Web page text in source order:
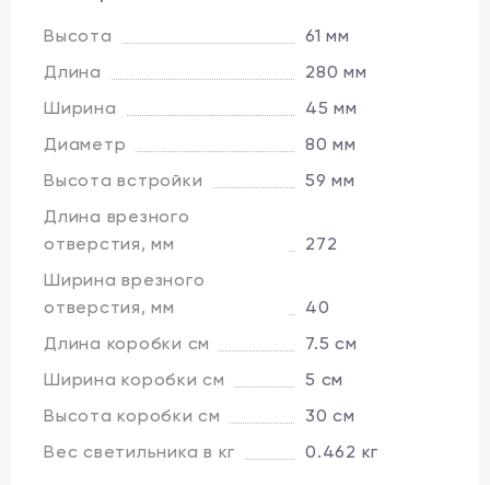
Высота
61 мм
Длина
280 мм
Ширина
45 мм
Диаметр
80 мм
Высота встройки
59 мм
Длина врезного
отверстия, мм
272
Ширина врезного
отверстия, мм
40
Длина коробки см
7.5 см
Ширина коробки см
5 см
Высота коробки см
30 см
Вес светильника в кг
0.462 кг